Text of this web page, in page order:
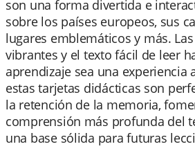
son una forma divertida e
sobre los países europeos, sus
lugares emblemáticos y más.
vibrantes y el texto fácil de leer
aprendizaje sea una experiencia
estas tarjetas didácticas son
la retención de la memoria,
comprensión más profunda del
una base sólida para futuras